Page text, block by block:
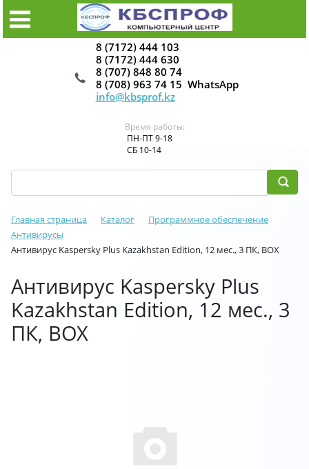
8 (7172) 444 103
8 (7172) 444 630
8 (707) 848 80 74
8 (708) 963 74 15 WhatsApp
info@kbsprof.kz
Время работы:
ПН-ПТ 9-18
СБ 10-14
Главная страница Каталог
Программное обеспечение
Антивирусы
Антивирус Kaspersky Plus Kazakhstan Edition, 12 мес., 3 ПК, BOX
Антивирус Kaspersky Plus
Kazakhstan Edition, 12 мес., 3
ПК, BOX